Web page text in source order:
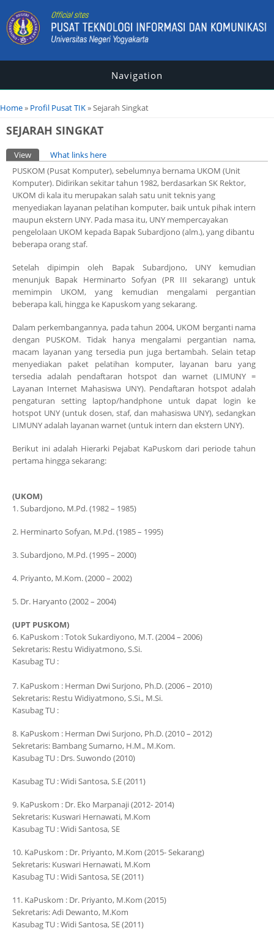
Navigation
You are here
Home» Profil Pusat TIK» Sejarah Singkat
SEJARAH SINGKAT
Primary tabs
View (active tab)
What links here
PUSKOM (Pusat Komputer), sebelumnya bernama UKOM (Unit
Komputer). Didirikan sekitar tahun 1982, berdasarkan SK Rektor,
UKOM di kala itu merupakan salah satu unit teknis yang
menyediakan layanan pelatihan komputer, baik untuk pihak intern
maupun ekstern UNY. Pada masa itu, UNY mempercayakan
pengelolaan UKOM kepada Bapak Subardjono (alm.), yang dibantu
beberapa orang staf.
Setelah dipimpin oleh Bapak Subardjono, UNY kemudian
menunjuk Bapak Herminarto Sofyan (PR III sekarang) untuk
memimpin UKOM, yang kemudian mengalami pergantian
beberapa kali, hingga ke Kapuskom yang sekarang.
Dalam perkembangannya, pada tahun 2004, UKOM berganti nama
dengan PUSKOM. Tidak hanya mengalami pergantian nama,
macam layanan yang tersedia pun juga bertambah. Selain tetap
menyediakan paket pelatihan komputer, layanan baru yang
tersedia adalah pendaftaran hotspot dan warnet (LIMUNY =
Layanan Internet Mahasiswa UNY). Pendaftaran hotspot adalah
pengaturan setting laptop/handphone untuk dapat login ke
hotspot UNY (untuk dosen, staf, dan mahasiswa UNY), sedangkan
LIMUNY adalah layanan warnet (untuk intern dan ekstern UNY).
Berikut ini adalah Hierarki Pejabat KaPuskom dari periode tahun
pertama hingga sekarang:
(UKOM)
1. Subardjono, M.Pd. (1982 – 1985)
2. Herminarto Sofyan, M.Pd. (1985 – 1995)
3. Subardjono, M.Pd. (1995 – 2000)
4. Priyanto, M.Kom. (2000 – 2002)
5. Dr. Haryanto (2002 – 2004)
(UPT PUSKOM)
6. KaPuskom : Totok Sukardiyono, M.T. (2004 – 2006)
Sekretaris: Restu Widiyatmono, S.Si.
Kasubag TU :
7. KaPuskom : Herman Dwi Surjono, Ph.D. (2006 – 2010)
Sekretaris: Restu Widiyatmono, S.Si., M.Si.
Kasubag TU :
8. KaPuskom : Herman Dwi Surjono, Ph.D. (2010 – 2012)
Sekretaris: Bambang Sumarno, H.M., M.Kom.
Kasubag TU : Drs. Suwondo (2010)
Kasubag TU : Widi Santosa, S.E (2011)
9. KaPuskom : Dr. Eko Marpanaji (2012- 2014)
Sekretaris: Kuswari Hernawati, M.Kom
Kasubag TU : Widi Santosa, SE
10. KaPuskom : Dr. Priyanto, M.Kom (2015- Sekarang)
Sekretaris: Kuswari Hernawati, M.Kom
Kasubag TU : Widi Santosa, SE (2011)
11. KaPuskom : Dr. Priyanto, M.Kom (2015)
Sekretaris: Adi Dewanto, M.Kom
Kasubag TU : Widi Santosa, SE (2011)